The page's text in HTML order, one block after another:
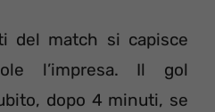
del match si capisce
l’impresa. Il gol
dopo 4 minuti, se